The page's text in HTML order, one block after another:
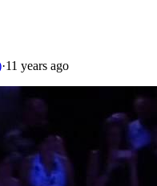
·11 years ago